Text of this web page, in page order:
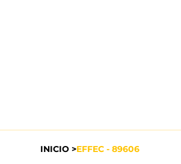
INICIO >EFFEC - 89606